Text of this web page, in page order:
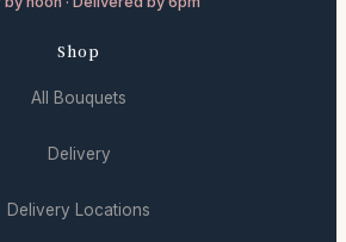
Shop
All Bouquets
Delivery
Delivery Locations